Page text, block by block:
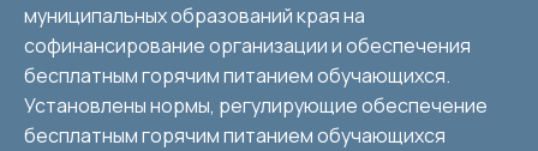
муниципальных образований края на
софинансирование организации и обеспечения
бесплатным горячим питанием обучающихся.
Установлены нормы, регулирующие обеспечение
бесплатным горячим питанием обучающихся